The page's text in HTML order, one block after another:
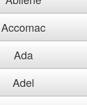
Accomac
Ada
Adel